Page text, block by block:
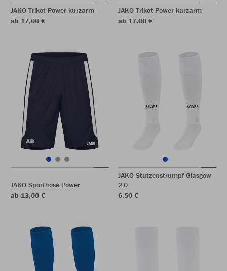
JAKO Trikot Power kurzarm
ab 17,00 €
JAKO Trikot Power kurzarm
ab 17,00 €
JAKO Sporthose Power
ab 13,00 €
JAKO Stutzenstrumpf Glasgow
2.0
6,50 €